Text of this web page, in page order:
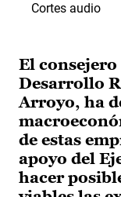
El
Desarrollo
Arroyo, ha
de estas
apoyo del
hacer
Cortes audio